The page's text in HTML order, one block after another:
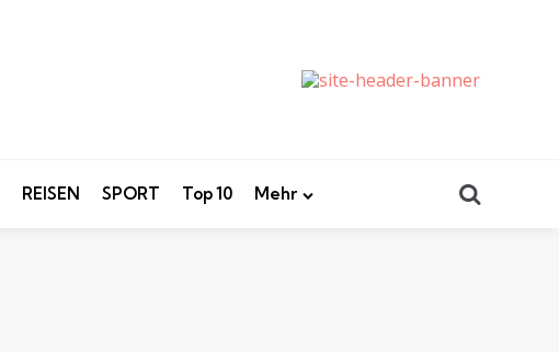
REISEN SPORT Top 10 Mehr